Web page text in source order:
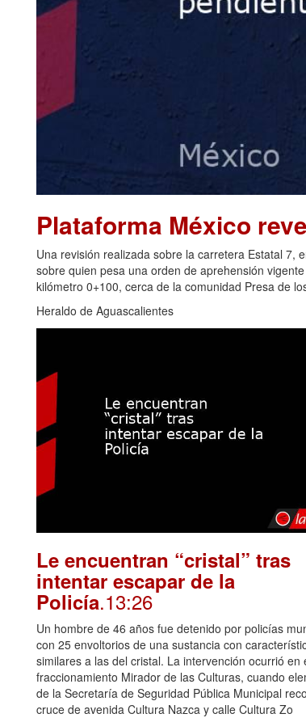
Plataforma México
Una revisión realizada sobre la carretera Estatal 7,
sobre quien pesa una orden de aprehensión
kilómetro 0+100, cerca de la comunidad Presa de
Heraldo de Aguascalientes
Le encuentran “cristal” tras
intentar escapar de la
Policía.13:26
Un hombre de 46 años fue detenido por policías
con 25 envoltorios de una sustancia con
similares a las del cristal. La intervención ocurrió en
fraccionamiento Mirador de las Culturas, cuando
de la Secretaría de Seguridad Pública Municipal
cruce de avenida Cultura Nazca y calle Cultura Zo